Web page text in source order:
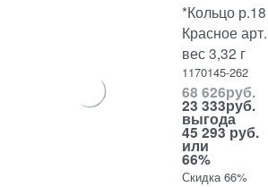
*Кольцо
Красное
вес 3,32 г
1170145-262
68 626руб.
23 333руб.
выгода
45 293 руб.
или
66%
Скидка 66%